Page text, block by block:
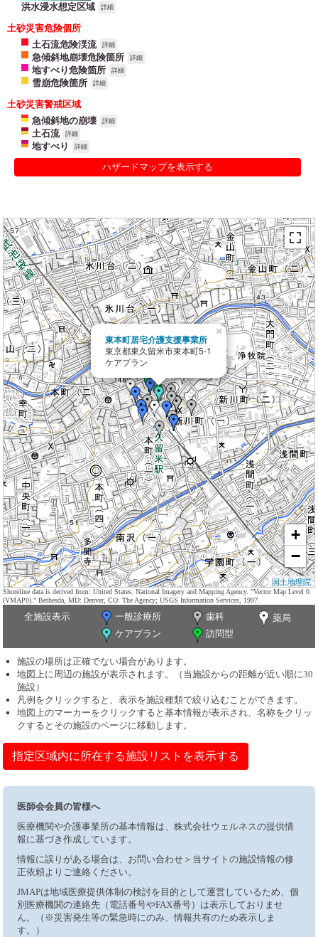
洪水浸水想定区域 詳細
土砂災害危険個所
土石流危険渓流
詳細
急傾斜地崩壊危険箇所 詳細
地すべり危険箇所 詳細
雪崩危険箇所 詳細
土砂災害警戒区域
急傾斜地の崩壊
詳細
土石流 詳細
地すべり 詳細
ハザードマップを表示する
東本町居宅介護支援事業所
東京都東久留米市東本町5-1
ケアプラン
×
+
−
国土地理院
Shoreline data is derived from: United States. National Imagery and Mapping Agency. "Vector Map Level 0
(VMAP0)." Bethesda, MD: Denver, CO: The Agency; USGS Information Services, 1997.
全施設表示 一般診療所 歯科
薬局
ケアプラン
訪問型
施設の場所は正確でない場合があります。
地図上に周辺の施設が表示されます。（当施設からの距離が近い順に30
施設）
凡例をクリックすると、表示を施設種類で絞り込むことができます。
地図上のマーカーをクリックすると基本情報が表示され、名称をクリッ
クするとその施設のページに移動します。
指定区域内に所在する施設リストを表示する
医師会会員の皆様へ
医療機関や介護事業所の基本情報は、株式会社ウェルネスの提供情
報に基づき作成しています。
情報に誤りがある場合は、お問い合わせ＞当サイトの施設情報の修
正依頼よりご連絡ください。
JMAPは地域医療提供体制の検討を目的として運営しているため、個
別医療機関の連絡先（電話番号やFAX番号）は表示しておりませ
ん。（※災害発生等の緊急時にのみ、情報共有のため表示しま
す。）